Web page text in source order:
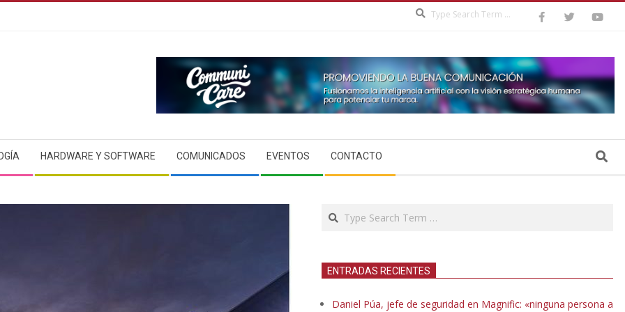
HARDWARE Y SOFTWARE COMUNICADOS EVENTOS CONTACTO Search
Search
ENTRADAS RECIENTES
Daniel Púa, jefe de seguridad en Magnific: «ninguna persona a